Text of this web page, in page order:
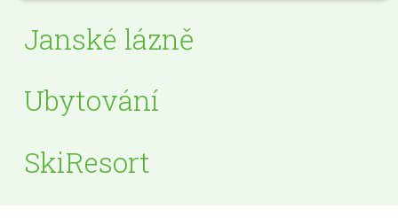
Janské lázně
Ubytování
SkiResort